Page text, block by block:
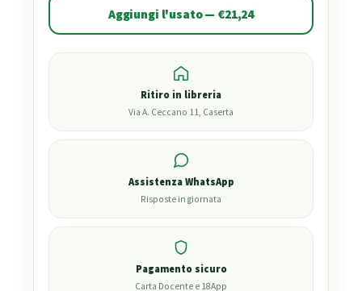
Aggiungi l'usato — €21,24
Ritiro in libreria
Via A. Ceccano 11, Caserta
Assistenza WhatsApp
Risposte in giornata
Pagamento sicuro
Carta Docente e 18App